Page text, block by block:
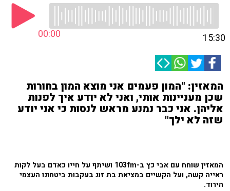
00:00 15:30
המאזין: "המון פעמים אני מוצא המון בחורות
שכן מעניינות אותי, ואני לא יודע איך לפנות
אליהן. אני כבר נמנע מראש לנסות כי אני יודע
שזה לא ילך"
המאזין שוחח עם אבי כץ ב-103fm ושיתף על חייו כאדם בעל לקות
ראייה קשה, ועל הקשיים במציאת בת זוג בעקבות ביטחונו העצמי
הירוד.